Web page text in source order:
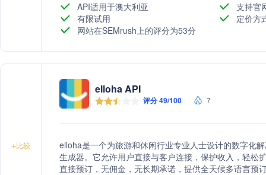
API适用于澳大利亚
支持官
有限试用
定价方
网站在SEMrush上的评分为53分
+比较
elloha API
评分 49/100 7
elloha是一个为旅游和休闲行业专业人士设计的数字化
生成器。它允许用户直接与客户连接，保护收入，轻松
直接预订，无佣金，无长期承诺，提供全天候多语言预